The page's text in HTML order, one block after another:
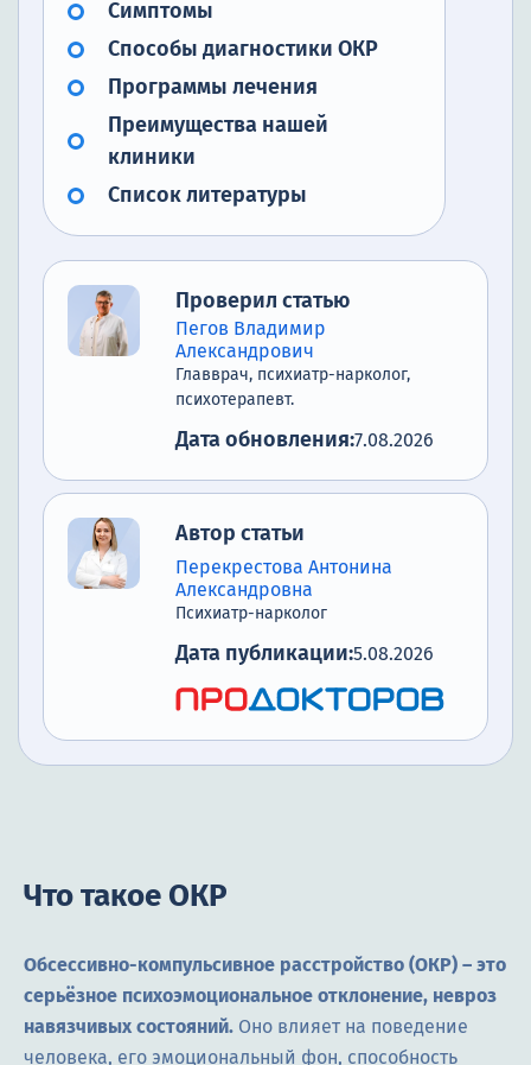
Симптомы
Способы диагностики ОКР
Программы лечения
Преимущества нашей
клиники
Список литературы
Проверил статью
Пегов Владимир
Александрович
Главврач, психиатр-нарколог,
психотерапевт.
Дата обновления:7.08.2026
Автор статьи
Перекрестова Антонина
Александровна
Психиатр-нарколог
Дата публикации:5.08.2026
Что такое ОКР
Обсессивно-компульсивное расстройство (ОКР) – это
серьёзное психоэмоциональное отклонение, невроз
навязчивых состояний. Оно влияет на поведение
человека, его эмоциональный фон, способность